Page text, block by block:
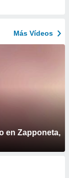
Más Vídeos
en Zapponeta,